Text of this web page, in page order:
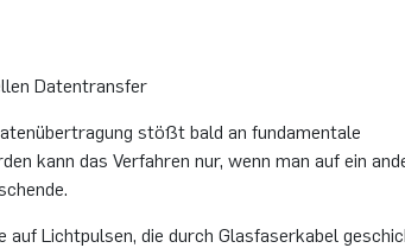
Datentransfer
stößt bald an fundamentale
kann das Verfahren nur, wenn man auf ein
Lichtpulsen, die durch Glasfaserkabel